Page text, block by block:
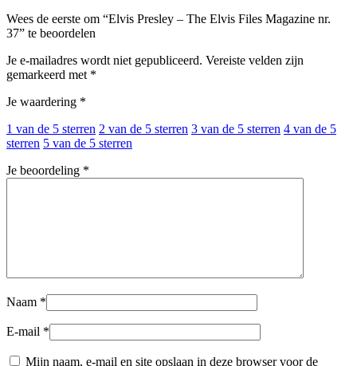
Wees de eerste om “Elvis Presley – The Elvis Files Magazine nr.
37” te beoordelen
Je e-mailadres wordt niet gepubliceerd. Vereiste velden zijn
gemarkeerd met *
Je waardering *
1 van de 5 sterren 2 van de 5 sterren 3 van de 5 sterren 4 van de 5
sterren 5 van de 5 sterren
Je beoordeling *
Naam *
E-mail *
Mijn naam, e-mail en site opslaan in deze browser voor de